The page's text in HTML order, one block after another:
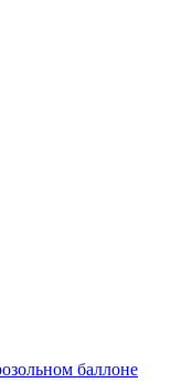
баллоне